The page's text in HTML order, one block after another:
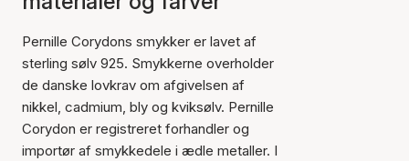
Pernille Corydons smykker er lavet af
sterling sølv 925. Smykkerne overholder
de danske lovkrav om afgivelsen af
nikkel, cadmium, bly og kviksølv. Pernille
Corydon er registreret forhandler og
importør af smykkedele i ædle metaller. I